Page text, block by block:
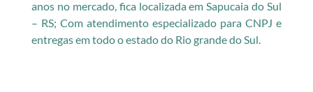
anos no mercado, fica localizada em Sapucaia do Sul
– RS; Com atendimento especializado para CNPJ e
entregas em todo o estado do Rio grande do Sul.